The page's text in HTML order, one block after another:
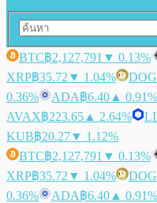
BTC฿2,127,791 ▼ 0.13%
XRP฿35.72 ▼ 1.04%
0.36%
ADA฿6.40 ▲ 0.91%
AVAX฿223.65 ▲ 2.64%
KUB฿20.27▼ 1.12%
BTC฿2,127,791 ▼ 0.13%
XRP฿35.72 ▼ 1.04%
0.36%
ADA฿6.40 ▲ 0.91%